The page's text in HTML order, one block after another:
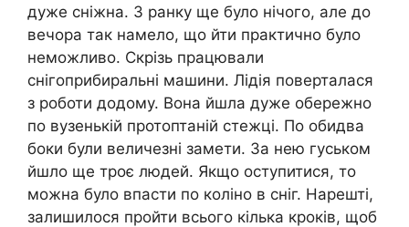
дуже сніжна. З ранку ще було нічого, але до
вечора так намело, що йти практично було
неможливо. Скрізь працювали
снігоприбиральні машини. Лідія поверталася
з роботи додому. Вона йшла дуже обережно
по вузенькій протоптаній стежці. По обидва
боки були величезні замети. За нею гуськом
йшло ще троє людей. Якщо оступитися, то
можна було впасти по коліно в сніг. Нарешті,
залишилося пройти всього кілька кроків, щоб